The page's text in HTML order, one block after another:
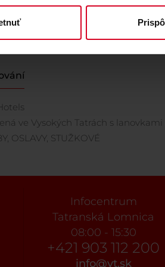
ve Vysokých Tatrách s
OSLAVY, STUŽKOVÉ
Infocentrum
Tatranská Lomnica
08:00 - 15:30
+421 903 112 200
info@vt.sk